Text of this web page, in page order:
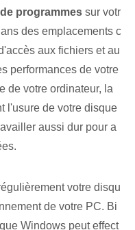
programmes sur votr
des emplacements c
aux fichiers et au
performances de votre
de votre ordinateur, la
l'usure de votre disque
aussi dur pour a
votre disqu
de votre PC. Bi
Windows peut effect